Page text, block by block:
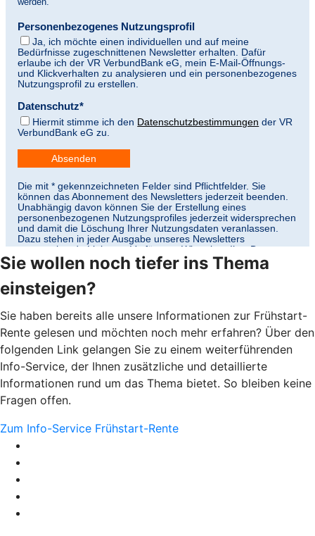
Sie wollen noch tiefer ins Thema
einsteigen?
Sie haben bereits alle unsere Informationen zur Frühstart-
Rente gelesen und möchten noch mehr erfahren? Über den
folgenden Link gelangen Sie zu einem weiterführenden
Info-Service, der Ihnen zusätzliche und detaillierte
Informationen rund um das Thema bietet. So bleiben keine
Fragen offen.
Zum Info-Service Frühstart-Rente